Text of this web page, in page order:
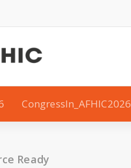
CongressIn_AFHIC2026
Ready